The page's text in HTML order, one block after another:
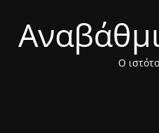
Ο